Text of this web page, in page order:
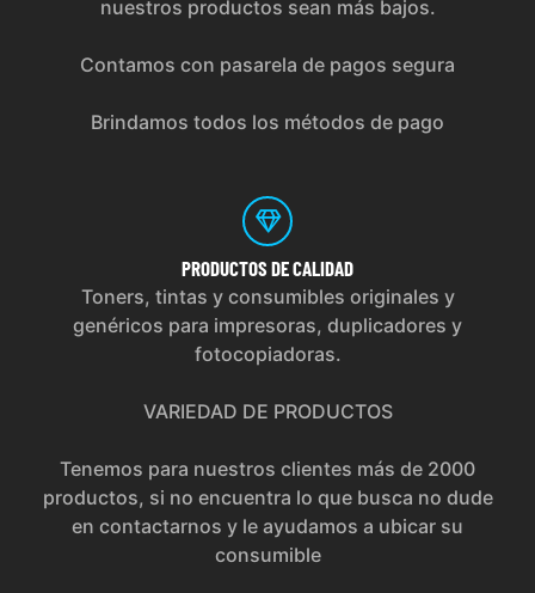
nuestros productos sean más bajos.
Contamos con pasarela de pagos segura
Brindamos todos los métodos de pago
PRODUCTOS DE CALIDAD
Toners, tintas y consumibles originales y
genéricos para impresoras, duplicadores y
fotocopiadoras.
VARIEDAD DE PRODUCTOS
Tenemos para nuestros clientes más de 2000
productos, si no encuentra lo que busca no dude
en contactarnos y le ayudamos a ubicar su
consumible